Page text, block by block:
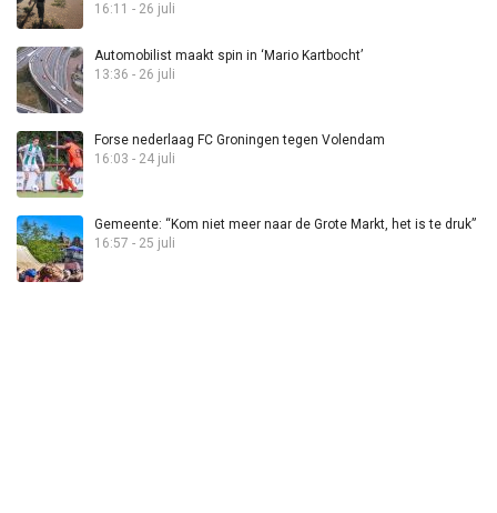
16:11 - 26 juli
Automobilist maakt spin in ‘Mario Kartbocht’
13:36 - 26 juli
Forse nederlaag FC Groningen tegen Volendam
16:03 - 24 juli
Gemeente: “Kom niet meer naar de Grote Markt, het is te druk”
16:57 - 25 juli